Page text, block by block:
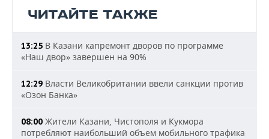
ЧИТАЙТЕ ТАКЖЕ
13:25 В Казани капремонт дворов по программе
«Наш двор» завершен на 90%
12:29 Власти Великобритании ввели санкции против
«Озон Банка»
08:00 Жители Казани, Чистополя и Кукмора
потребляют наибольший объем мобильного трафика